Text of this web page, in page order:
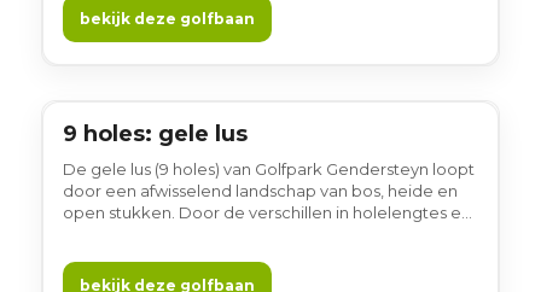
genieten van de natuurlijke omgeving. Golfen op de
blauwe lus voelt ontspannen en vertrouwd, in een
bekijk deze golfbaan
9 holes
9 holes: gele lus
De gele lus (9 holes) van Golfpark Gendersteyn loopt
door een afwisselend landschap van bos, heide en
open stukken. Door de verschillen in holelengtes en
voor rust en natuur, in een gewoon gezellige
bekijk deze golfbaan